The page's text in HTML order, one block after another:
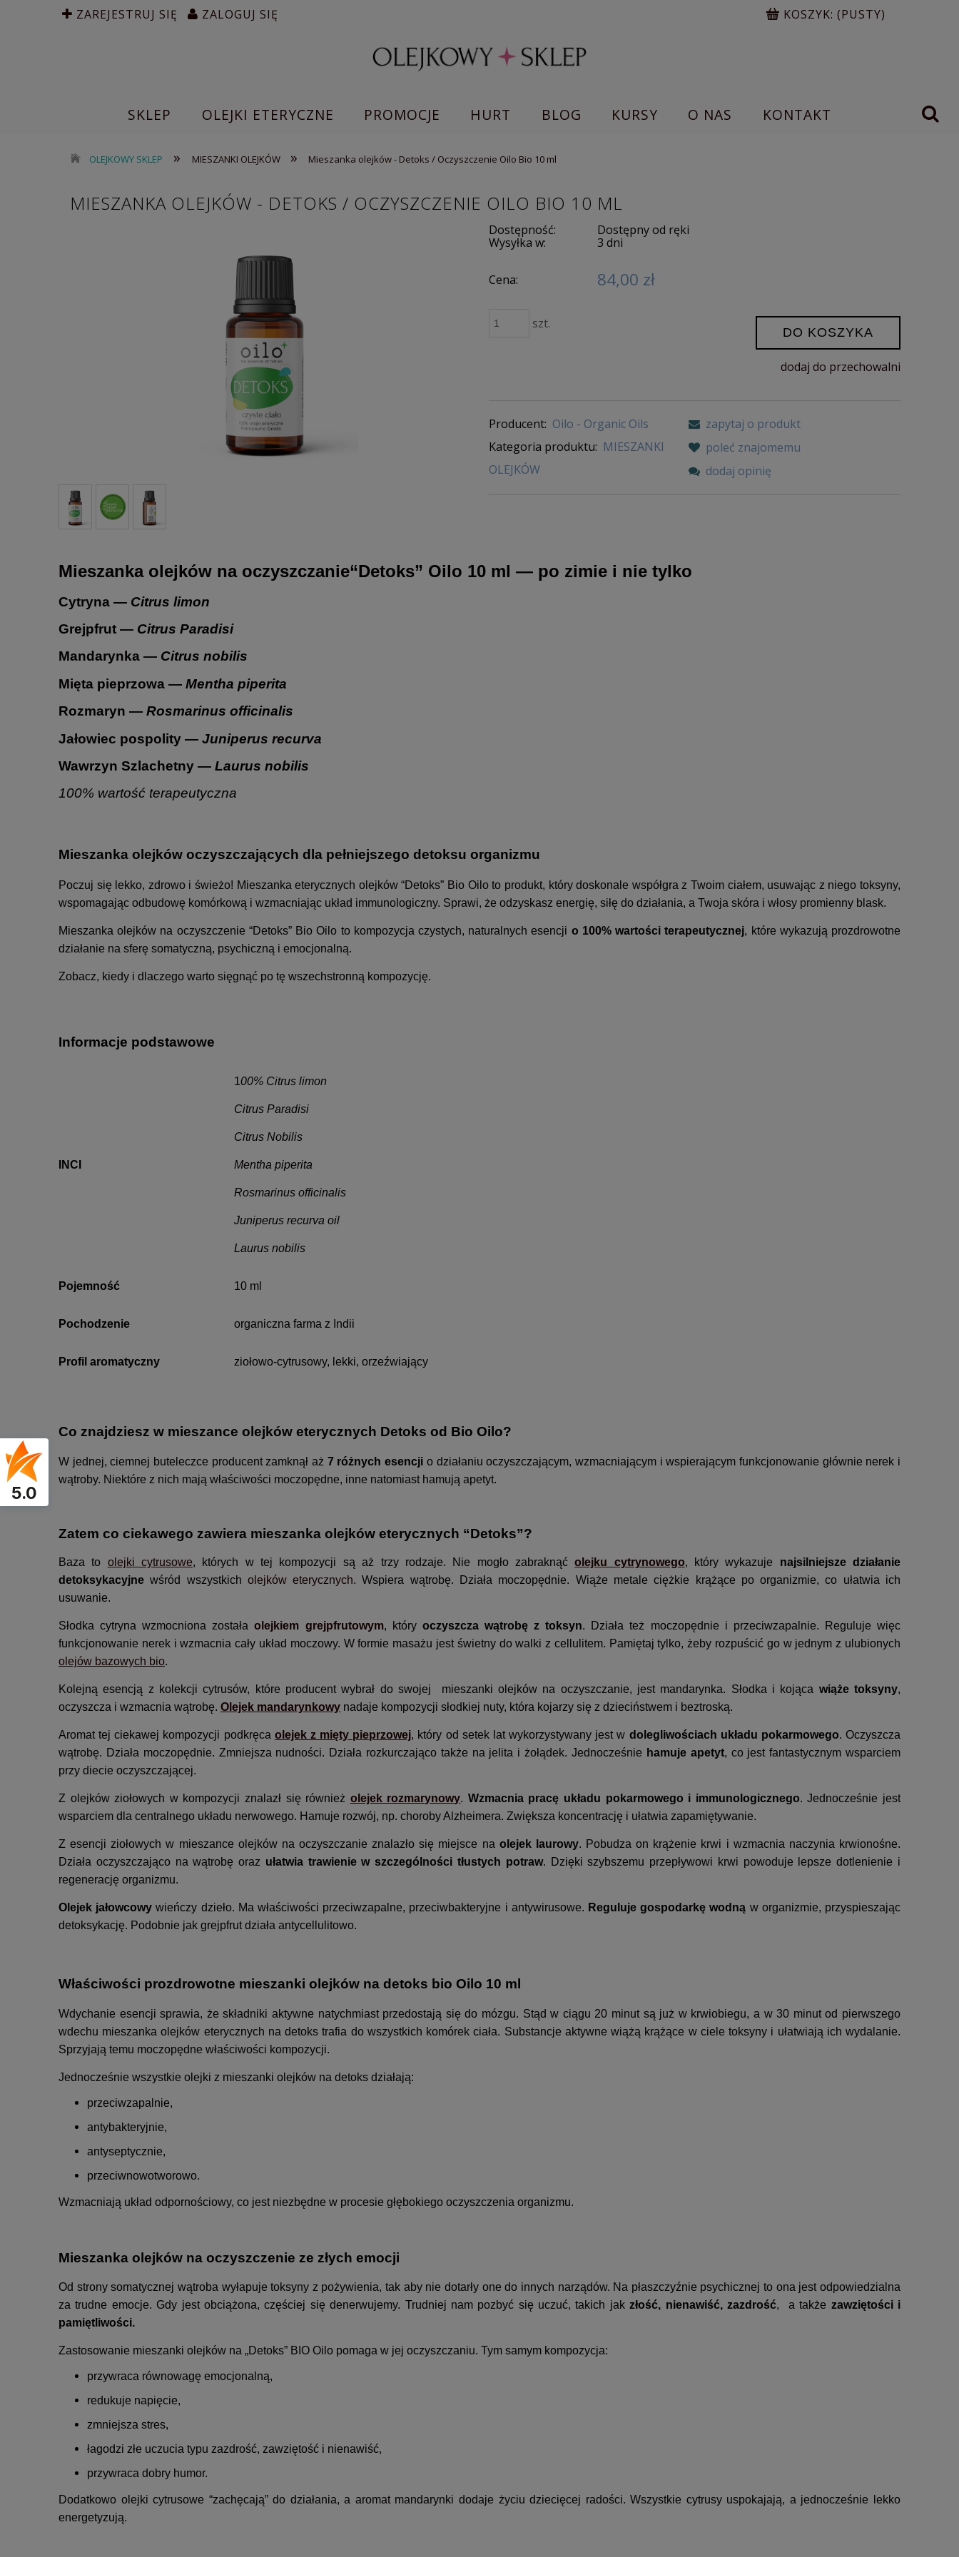
ZAREJESTRUJ SIĘ ZALOGUJ SIĘ KOSZYK: (PUSTY)
SKLEP OLEJKI ETERYCZNE PROMOCJE HURT BLOG KURSY O NAS KONTAKT
OLEJKOWY SKLEP » MIESZANKI OLEJKÓW » Mieszanka olejków - Detoks / Oczyszczenie Oilo Bio 10 ml
MIESZANKA OLEJKÓW - DETOKS / OCZYSZCZENIE OILO BIO 10 ML
Dostępność:
Dostępny od ręki
Wysyłka w:
3 dni
Cena: 84,00 zł
szt.
DO KOSZYKA
dodaj do przechowalni
Producent: Oilo - Organic Oils
Kategoria produktu: MIESZANKI
OLEJKÓW
zapytaj o produkt
poleć znajomemu
dodaj opinię
Mieszanka olejków na oczyszczanie“Detoks” Oilo 10 ml — po zimie i nie tylko
Cytryna — Citrus limon
Grejpfrut — Citrus Paradisi
Mandarynka — Citrus nobilis
Mięta pieprzowa — Mentha piperita
Rozmaryn — Rosmarinus officinalis
Jałowiec pospolity — Juniperus recurva
Wawrzyn Szlachetny — Laurus nobilis
100% wartość terapeutyczna
Mieszanka olejków oczyszczających dla pełniejszego detoksu organizmu
Poczuj się lekko, zdrowo i świeżo! Mieszanka eterycznych olejków “Detoks” Bio Oilo to produkt, który doskonale współgra z Twoim ciałem, usuwając z niego toksyny,
wspomagając odbudowę komórkową i wzmacniając układ immunologiczny. Sprawi, że odzyskasz energię, siłę do działania, a Twoja skóra i włosy promienny blask.
Mieszanka olejków na oczyszczenie “Detoks” Bio Oilo to kompozycja czystych, naturalnych esencji o 100% wartości terapeutycznej, które wykazują prozdrowotne
działanie na sferę somatyczną, psychiczną i emocjonalną.
Zobacz, kiedy i dlaczego warto sięgnąć po tę wszechstronną kompozycję.
Informacje podstawowe
INCI
100% Citrus limon
Citrus Paradisi
Citrus Nobilis
Mentha piperita
Rosmarinus officinalis
Juniperus recurva oil
Laurus nobilis
Pojemność 10 ml
Pochodzenie organiczna farma z Indii
Profil aromatyczny ziołowo-cytrusowy, lekki, orzeźwiający
Co znajdziesz w mieszance olejków eterycznych Detoks od Bio Oilo?
W jednej, ciemnej buteleczce producent zamknął aż 7 różnych esencji o działaniu oczyszczającym, wzmacniającym i wspierającym funkcjonowanie głównie nerek i
wątroby. Niektóre z nich mają właściwości moczopędne, inne natomiast hamują apetyt.
Zatem co ciekawego zawiera mieszanka olejków eterycznych “Detoks”?
Baza to olejki cytrusowe, których w tej kompozycji są aż trzy rodzaje. Nie mogło zabraknąćolejku cytrynowego, który wykazuje najsilniejsze działanie
detoksykacyjne wśród wszystkich olejków eterycznych. Wspiera wątrobę. Działa moczopędnie. Wiąże metale ciężkie krążące po organizmie, co ułatwia ich
usuwanie.
Słodka cytryna wzmocniona zostałaolejkiem grejpfrutowym, który oczyszcza wątrobę z toksyn. Działa też moczopędnie i przeciwzapalnie. Reguluje więc
funkcjonowanie nerek i wzmacnia cały układ moczowy. W formie masażu jest świetny do walki z cellulitem. Pamiętaj tylko, żeby rozpuścić go w jednym z ulubionych
olejów bazowych bio.
Kolejną esencją z kolekcji cytrusów, które producent wybrał do swojej mieszanki olejków na oczyszczanie, jest mandarynka. Słodka i kojąca wiąże toksyny,
oczyszcza i wzmacnia wątrobę. Olejek mandarynkowy nadaje kompozycji słodkiej nuty, która kojarzy się z dzieciństwem i beztroską.
Aromat tej ciekawej kompozycji podkręca olejek z mięty pieprzowej, który od setek lat wykorzystywany jest w dolegliwościach układu pokarmowego. Oczyszcza
wątrobę. Działa moczopędnie. Zmniejsza nudności. Działa rozkurczająco także na jelita i żołądek. Jednocześnie hamuje apetyt, co jest fantastycznym wsparciem
przy diecie oczyszczającej.
Z olejków ziołowych w kompozycji znalazł się również olejek rozmarynowy. Wzmacnia pracę układu pokarmowego i immunologicznego. Jednocześnie jest
wsparciem dla centralnego układu nerwowego. Hamuje rozwój, np. choroby Alzheimera. Zwiększa koncentrację i ułatwia zapamiętywanie.
Z esencji ziołowych w mieszance olejków na oczyszczanie znalazło się miejsce na olejek laurowy. Pobudza on krążenie krwi i wzmacnia naczynia krwionośne.
Działa oczyszczająco na wątrobę oraz ułatwia trawienie w szczególności tłustych potraw. Dzięki szybszemu przepływowi krwi powoduje lepsze dotlenienie i
regenerację organizmu.
Olejek jałowcowywieńczy dzieło. Ma właściwości przeciwzapalne, przeciwbakteryjne i antywirusowe. Reguluje gospodarkę wodną w organizmie, przyspieszając
detoksykację. Podobnie jak grejpfrut działa antycellulitowo.
Właściwości prozdrowotne mieszanki olejków na detoks bio Oilo 10 ml
Wdychanie esencji sprawia, że składniki aktywne natychmiast przedostają się do mózgu. Stąd w ciągu 20 minut są już w krwiobiegu, a w 30 minut od pierwszego
wdechu mieszanka olejków eterycznych na detoks trafia do wszystkich komórek ciała. Substancje aktywne wiążą krążące w ciele toksyny i ułatwiają ich wydalanie.
Sprzyjają temu moczopędne właściwości kompozycji.
Jednocześnie wszystkie olejki z mieszanki olejków na detoks działają:
przeciwzapalnie,
antybakteryjnie,
antyseptycznie,
przeciwnowotworowo.
Wzmacniają układ odpornościowy, co jest niezbędne w procesie głębokiego oczyszczenia organizmu.
Mieszanka olejków na oczyszczenie ze złych emocji
Od strony somatycznej wątroba wyłapuje toksyny z pożywienia, tak aby nie dotarły one do innych narządów. Na płaszczyźnie psychicznej to ona jest odpowiedzialna
za trudne emocje. Gdy jest obciążona, częściej się denerwujemy. Trudniej nam pozbyć się uczuć, takich jakzłość, nienawiść, zazdrość, a także zawziętości i
pamiętliwości.
Zastosowanie mieszanki olejków na „Detoks” BIO Oilo pomaga w jej oczyszczaniu. Tym samym kompozycja:
przywraca równowagę emocjonalną,
redukuje napięcie,
zmniejsza stres,
łagodzi złe uczucia typu zazdrość, zawziętość i nienawiść,
przywraca dobry humor.
Dodatkowo olejki cytrusowe “zachęcają” do działania, a aromat mandarynki dodaje życiu dziecięcej radości. Wszystkie cytrusy uspokajają, a jednocześnie lekko
energetyzują.
5.0